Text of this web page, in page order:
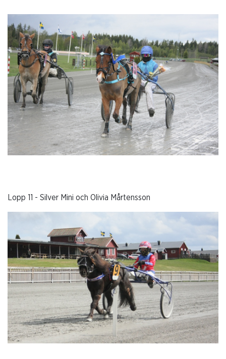
Lopp 11 - Silver Mini och Olivia Mårtensson